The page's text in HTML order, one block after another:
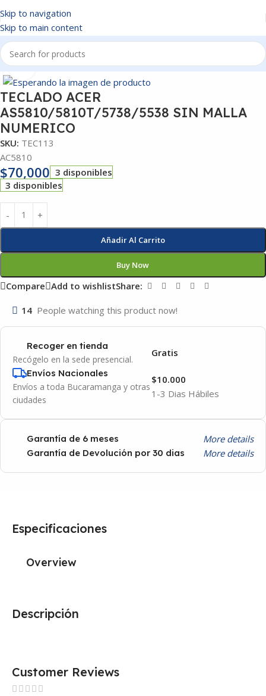
Skip to navigation
Skip to main content
Inicio/TECLADOS
Click to enlarge
TECLADO ACER
AS5810/5810T/5738/5538 SIN MALLA
NUMERICO
SKU: TEC113
AC5810
$70,000 3 disponibles
3 disponibles
Añadir Al Carrito
Buy Now
Compare Add to wishlistShare:
14 People watching this product now!
Recoger en tienda
Recógelo en la sede presencial.
Gratis
Envíos Nacionales
Envíos a toda Bucaramanga y otras
ciudades
1-3 Dias Hábiles
$10.000
Garantía de 6 meses More details
Garantía de Devolución por 30 dias More details
Descripción
Especificaciones
Overview
Customer Reviews